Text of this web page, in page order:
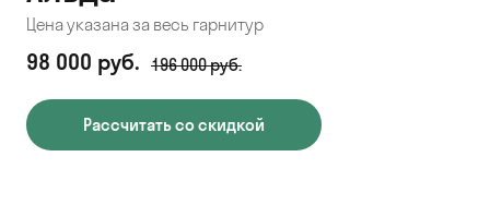
Цена указана за весь гарнитур
98 000 руб. 196 000 руб.
Рассчитать со скидкой